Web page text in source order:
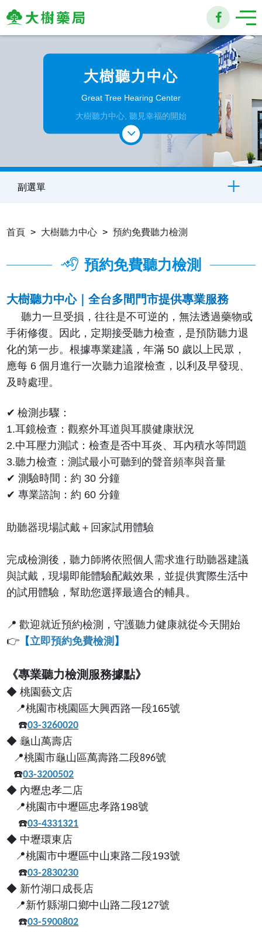
大
局
大樹聽力中心
Great Tree Hearing Center
大樹聽力中心, 聽見幸福的開始
副選單
首頁 大樹聽力中心 預約免費聽力檢測
預約免費聽力檢測
大樹聽力中心｜全台多間門市提供專業服務
聽力一旦受損，往往是不可逆的，無法透過藥物或
手術修復。因此，定期接受聽力檢查，是預防聽力退
化的第一步。根據專業建議，年滿 50 歲以上民眾，
應每 6 個月進行一次聽力追蹤檢查，以利及早發現、
及時處理。
✔ 檢測步驟：
1.耳鏡檢查：觀察外耳道與耳膜健康狀況
2.中耳壓力測試：檢查是否中耳炎、耳內積水等問題
3.聽力檢查：測試最小可聽到的聲音頻率與音量
✔ 測驗時間：約 30 分鐘
✔ 專業諮詢：約 60 分鐘
助聽器現場試戴＋回家試用體驗
完成檢測後，聽力師將依照個人需求進行助聽器建議
與試戴，現場即能體驗配戴效果，並提供實際生活中
的試用體驗，幫助您選擇最適合的輔具。
📍 歡迎就近預約檢測，守護聽力健康就從今天開始
👉 【立即預約免費檢測】
《專業聽力檢測服務據點》
◆ 桃園藝文店
📍桃園市桃園區大興西路一段165號
☎️03-3260020
◆龜山萬壽店
📍桃園市龜山區萬壽路二段896號
☎️03-3200502
◆ 內壢忠孝二店
📍桃園市中壢區忠孝路198號
☎️03-4331321
◆ 中壢環東店
📍桃園市中壢區中山東路二段193號
☎️03-2830230
◆ 新竹湖口成長店
📍新竹縣湖口鄉中山路二段127號
☎️03-5900802